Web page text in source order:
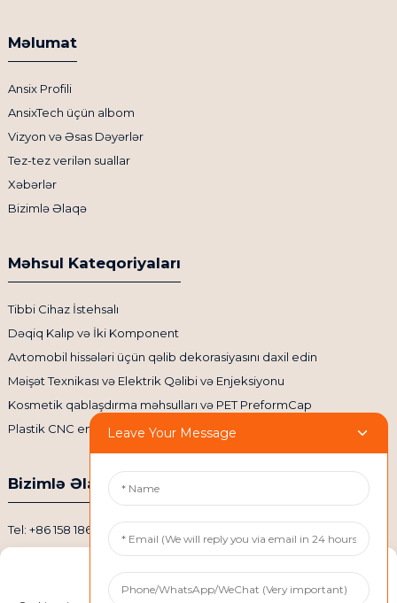
Məlumat
Ansix Profili
AnsixTech üçün albom
Vizyon və Əsas Dəyərlər
Tez-tez verilən suallar
Xəbərlər
Bizimlə Əlaqə
Məhsul Kateqoriyaları
Tibbi Cihaz İstehsalı
Dəqiq Kalıp və İki Komponent
Avtomobil hissələri üçün qəlib dekorasiyasını daxil edin
Məişət Texnikası və Elektrik Qəlibi və Enjeksiyonu
Kosmetik qablaşdırma məhsulları və PET PreformCap
Plastik CNC emal hissələri
Bizimlə Əlaqə
Tel: +86 158 1869 2114
E-poçt: info@ansixtech.com
Skype: Stephenhuang2010
Leave Your Message
Manage Cookie Consent